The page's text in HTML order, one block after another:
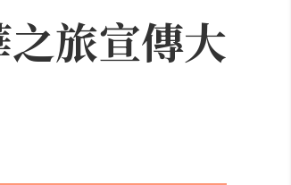
旅宣傳大